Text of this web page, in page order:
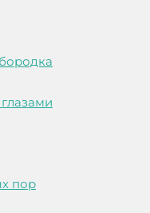
пор